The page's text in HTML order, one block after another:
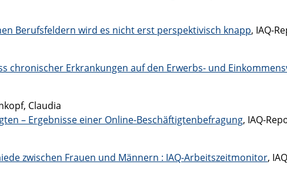
Berufsfeldern wird es nicht erst perspektivisch knapp, IAQ-
chronischer Erkrankungen auf den Erwerbs- und
Claudia
– Ergebnisse einer Online-Beschäftigtenbefragung, IAQ-
zwischen Frauen und Männern : IAQ-Arbeitszeitmonitor,